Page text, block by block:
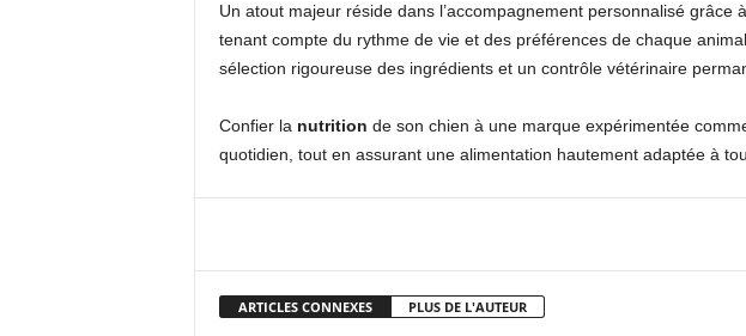
Un atout majeur réside dans l’accompagnement personnalisé grâce
tenant compte du rythme de vie et des préférences de chaque
sélection rigoureuse des ingrédients et un contrôle vétérinaire
Confier la nutrition de son chien à une marque expérimentée
quotidien, tout en assurant une alimentation hautement adaptée à
ARTICLES CONNEXES PLUS DE L'AUTEUR